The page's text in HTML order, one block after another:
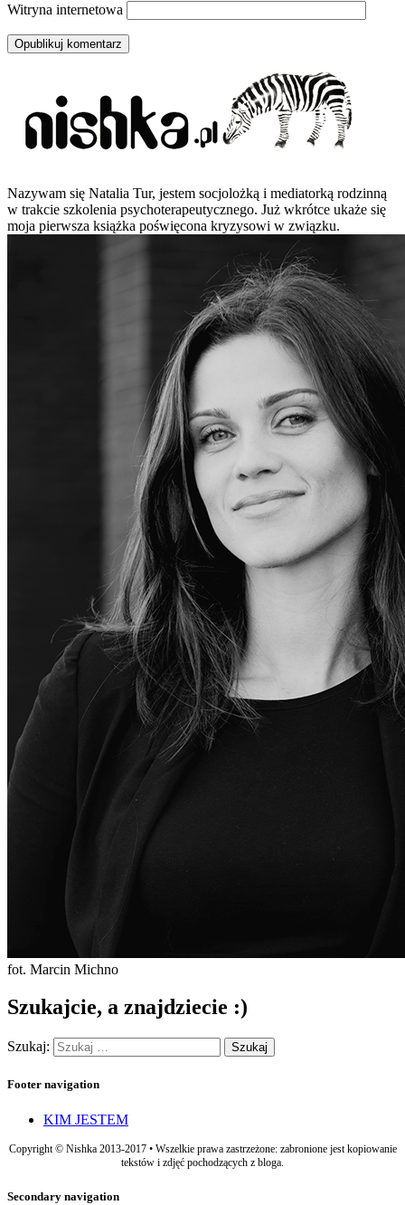
Witryna internetowa
Nazywam się Natalia Tur, jestem socjolożką i mediatorką rodzinną
w trakcie szkolenia psychoterapeutycznego. Już wkrótce ukaże się
moja pierwsza książka poświęcona kryzysowi w związku.
fot. Marcin Michno
Szukajcie, a znajdziecie :)
Szukaj:
Footer navigation
KIM JESTEM
Copyright © Nishka 2013-2017 • Wszelkie prawa zastrzeżone: zabronione jest kopiowanie
tekstów i zdjęć pochodzących z bloga.
Secondary navigation